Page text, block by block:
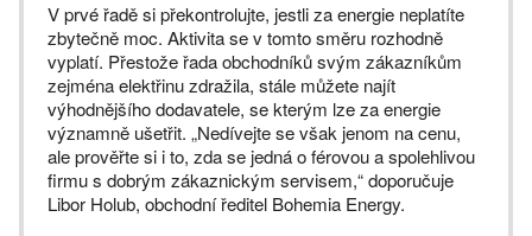
V prvé řadě si překontrolujte, jestli za energie neplatíte
zbytečně moc. Aktivita se v tomto směru rozhodně
vyplatí. Přestože řada obchodníků svým zákazníkům
zejména elektřinu zdražila, stále můžete najít
výhodnějšího dodavatele, se kterým lze za energie
významně ušetřit. „Nedívejte se však jenom na cenu,
ale prověřte si i to, zda se jedná o férovou a spolehlivou
firmu s dobrým zákaznickým servisem,“ doporučuje
Libor Holub, obchodní ředitel Bohemia Energy.